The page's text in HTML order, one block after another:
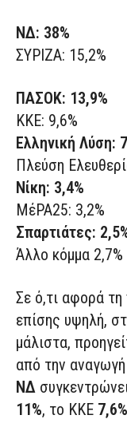
ΝΔ: 38%
ΣΥΡΙΖΑ: 15,2%
ΠΑΣΟΚ: 13,9%
ΚΚΕ: 9,6%
Ελληνική Λύση:
Πλεύση
Νίκη: 3,4%
ΜέΡΑ25: 3,2%
Σπαρτιάτες:
Άλλο κόμμα 2,7%
Σε ό,τι αφορά
επίσης υψηλή,
μάλιστα,
από την
ΝΔ
11%, το ΚΚΕ 7,6%